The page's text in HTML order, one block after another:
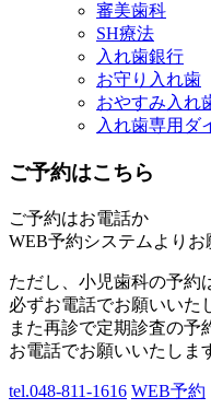
審美歯科
SH療法
入れ歯銀行
お守り入れ歯
おやすみ入れ
入れ歯専用ダ
ご予約はこちら
ご予約はお電話か
WEB予約システムよりお
ただし、小児歯科の予約
必ずお電話でお願いいた
また再診で定期診査の予
お電話でお願いいたしま
tel.048-811-1616 WEB予約